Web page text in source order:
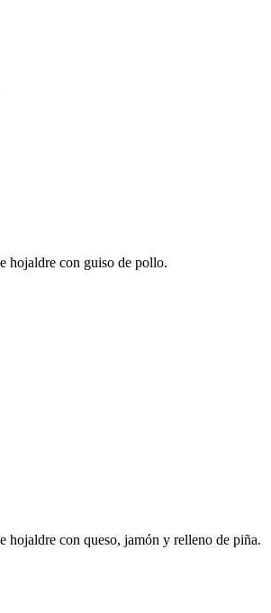
hojaldre con guiso de pollo.
hojaldre con queso, jamón y relleno de piña.